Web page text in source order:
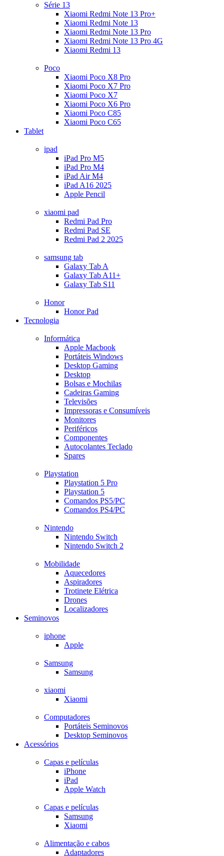
Série 13
Xiaomi Redmi Note 13 Pro+
Xiaomi Redmi Note 13
Xiaomi Redmi Note 13 Pro
Xiaomi Redmi Note 13 Pro 4G
Xiaomi Redmi 13
Poco
Xiaomi Poco X8 Pro
Xiaomi Poco X7 Pro
Xiaomi Poco X7
Xiaomi Poco X6 Pro
Xiaomi Poco C85
Xiaomi Poco C65
Tablet
ipad
iPad Pro M5
iPad Pro M4
iPad Air M4
iPad A16 2025
Apple Pencil
xiaomi pad
Redmi Pad Pro
Redmi Pad SE
Redmi Pad 2 2025
samsung tab
Galaxy Tab A
Galaxy Tab A11+
Galaxy Tab S11
Honor
Honor Pad
Tecnologia
Informática
Apple Macbook
Portáteis Windows
Desktop Gaming
Desktop
Bolsas e Mochilas
Cadeiras Gaming
Televisões
Impressoras e Consumíveis
Monitores
Periféricos
Componentes
Autocolantes Teclado
Spares
Playstation
Playstation 5 Pro
Playstation 5
Comandos PS5/PC
Comandos PS4/PC
Nintendo
Nintendo Switch
Nintendo Switch 2
Mobilidade
Aquecedores
Aspiradores
Trotinete Elétrica
Drones
Localizadores
Seminovos
iphone
Apple
Samsung
Samsung
xiaomi
Xiaomi
Computadores
Portáteis Seminovos
Desktop Seminovos
Acessórios
Capas e películas
iPhone
iPad
Apple Watch
Capas e películas
Samsung
Xiaomi
Alimentação e cabos
Adaptadores